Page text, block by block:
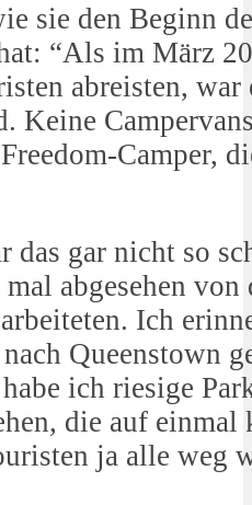
sie den Beginn
“Als im März
abreisten,
Keine
Camper,
gar nicht so
abgesehen von
Ich
Queenstown
ich riesige
die auf einmal
ja alle weg